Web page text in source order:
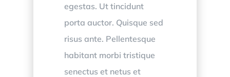
egestas. Ut tincidunt
porta auctor. Quisque sed
risus ante. Pellentesque
habitant morbi tristique
senectus et netus et